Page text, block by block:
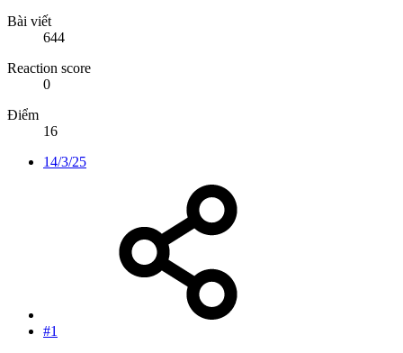
Bài viết
644
Reaction score
0
Điểm
16
14/3/25
#1